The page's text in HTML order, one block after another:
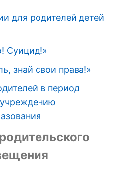
для родителей детей
Суицид!»
знай свои права!»
в период
учреждению